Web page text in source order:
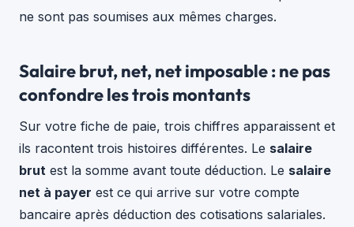
ne sont pas soumises aux mêmes charges.
Salaire brut, net, net imposable : ne pas
confondre les trois montants
Sur votre fiche de paie, trois chiffres apparaissent et
ils racontent trois histoires différentes. Le salaire
brut est la somme avant toute déduction. Le salaire
net à payer est ce qui arrive sur votre compte
bancaire après déduction des cotisations salariales.